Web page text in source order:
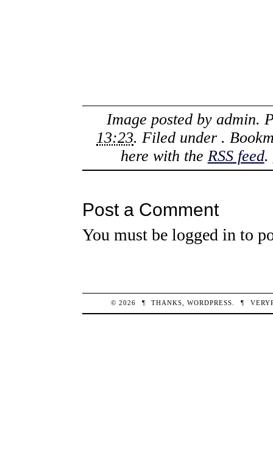
Image posted byadmin.
13:23. Filed under .
here with the RSS feed.
Post a Comment
You must be logged in to
© 2026 ¶ THANKS,WORDPRESS ¶